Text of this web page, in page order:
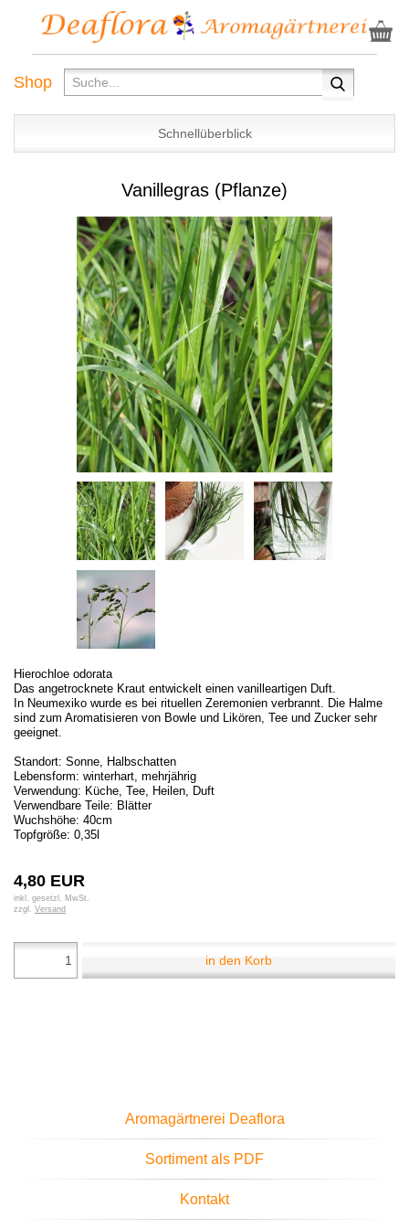
Shop
Schnellüberblick
Vanillegras (Pflanze)
Hierochloe odorata
Das angetrocknete Kraut entwickelt einen vanilleartigen Duft.
In Neumexiko wurde es bei rituellen Zeremonien verbrannt. Die Halme
sind zum Aromatisieren von Bowle und Likören, Tee und Zucker sehr
geeignet.
Standort: Sonne, Halbschatten
Lebensform: winterhart, mehrjährig
Verwendung: Küche, Tee, Heilen, Duft
Verwendbare Teile: Blätter
Wuchshöhe: 40cm
Topfgröße: 0,35l
4,80 EUR
inkl. gesetzl. MwSt.
zzgl. Versand
in den Korb
Aromagärtnerei Deaflora
Sortiment als PDF
Kontakt